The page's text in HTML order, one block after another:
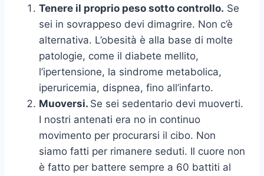
Tenere il proprio peso sotto controllo. Se
sei in sovrappeso devi dimagrire. Non c’è
alternativa. L’obesità è alla base di molte
patologie, come il diabete mellito,
l’ipertensione, la sindrome metabolica,
iperuricemia, dispnea, fino all’infarto.
Muoversi. Se sei sedentario devi muoverti.
I nostri antenati era no in continuo
movimento per procurarsi il cibo. Non
siamo fatti per rimanere seduti. Il cuore non
è fatto per battere sempre a 60 battiti al